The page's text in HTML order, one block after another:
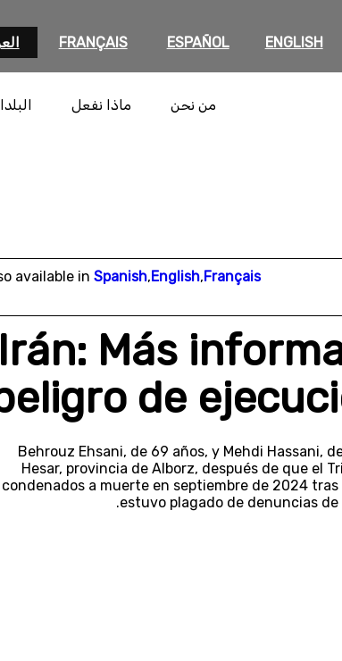
ENGLISH
ESPAÑOL
FRANÇAIS
من نحن ماذا نفعل
available in Spanish,English,Français
Irán: Más
de
Behrouz Ehsani, de 69 años, y Mehdi Hassani,
Hesar, provincia de Alborz, después de que el
condenados a muerte en septiembre de 2024
estuvo plagado de denuncias